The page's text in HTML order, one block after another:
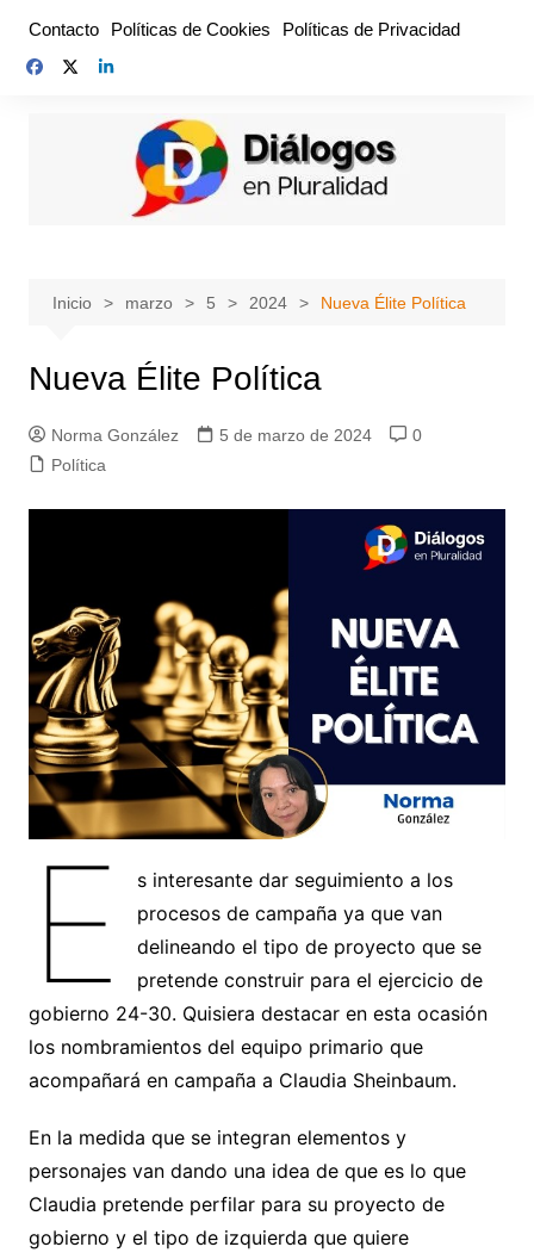
contenido
Contacto Políticas de Cookies Políticas de Privacidad
Inicio marzo 5 2024 Nueva Élite Política
Nueva Élite Política
Norma González 5 de marzo de 2024
0
Política
E
s interesante dar seguimiento a los
procesos de campaña ya que van
delineando el tipo de proyecto que se
pretende construir para el ejercicio de
gobierno 24-30. Quisiera destacar en esta ocasión
los nombramientos del equipo primario que
acompañará en campaña a Claudia Sheinbaum.
En la medida que se integran elementos y
personajes van dando una idea de que es lo que
Claudia pretende perfilar para su proyecto de
gobierno y el tipo de izquierda que quiere